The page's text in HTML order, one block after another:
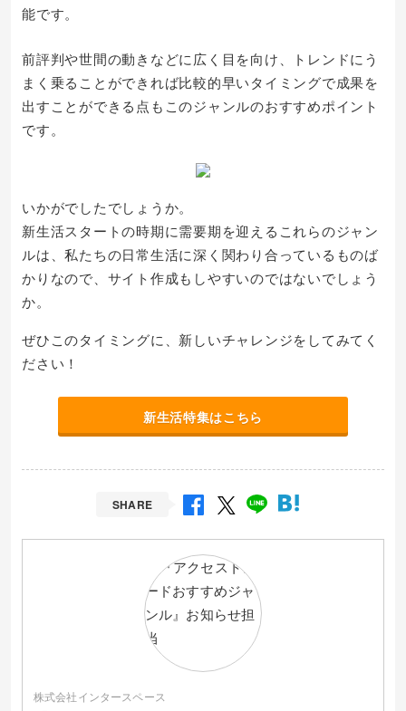
能です。
前評判や世間の動きなどに広く目を向け、トレンドにう
まく乗ることができれば比較的早いタイミングで成果を
出すことができる点もこのジャンルのおすすめポイント
です。
いかがでしたでしょうか。
新生活スタートの時期に需要期を迎えるこれらのジャン
ルは、私たちの日常生活に深く関わり合っているものば
かりなので、サイト作成もしやすいのではないでしょう
か。
ぜひこのタイミングに、新しいチャレンジをしてみてく
ださい！
新生活特集はこちら
SHARE
株式会社インタースペース